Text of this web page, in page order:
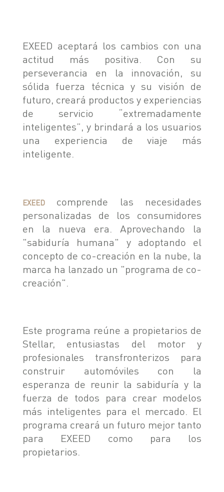
EXEED aceptará los cambios con una
actitud más positiva. Con su
perseverancia en la innovación, su
sólida fuerza técnica y su visión de
futuro, creará productos y experiencias
de servicio “extremadamente
inteligentes”, y brindará a los usuarios
una experiencia de viaje más
inteligente.
EXEEDcomprende las necesidades
personalizadas de los consumidores
en la nueva era. Aprovechando la
"sabiduría humana" y adoptando el
concepto de co-creación en la nube, la
marca ha lanzado un "programa de co-
creación".
Este programa reúne a propietarios de
Stellar, entusiastas del motor y
profesionales transfronterizos para
construir automóviles con la
esperanza de reunir la sabiduría y la
fuerza de todos para crear modelos
más inteligentes para el mercado. El
programa creará un futuro mejor tanto
para EXEED como para los
propietarios.